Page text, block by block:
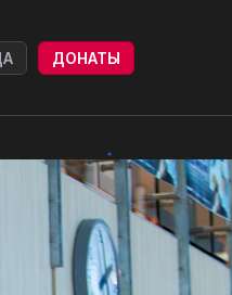
ДОНАТЫ